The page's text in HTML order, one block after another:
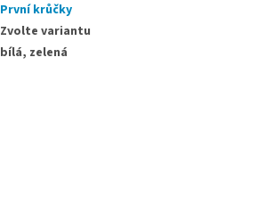
První krůčky
Zvolte variantu
bílá, zelená